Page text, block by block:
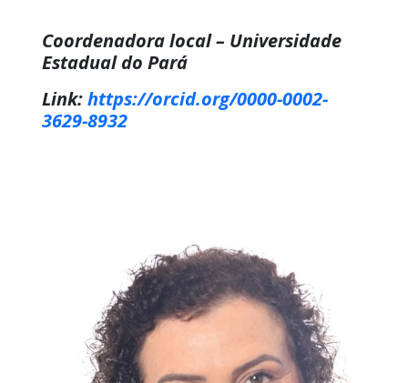
Coordenadora local – Universidade
Estadual do Pará
Link:https://orcid.org/0000-0002-
3629-8932